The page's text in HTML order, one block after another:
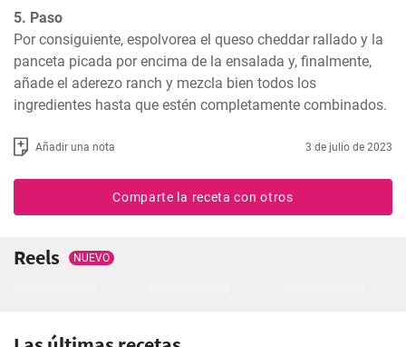
5. Paso
Por consiguiente, espolvorea el queso cheddar rallado y la
panceta picada por encima de la ensalada y, finalmente,
añade el aderezo ranch y mezcla bien todos los
ingredientes hasta que estén completamente combinados.
Añadir una nota 3 de julio de 2023
Comparte la receta con otros
Reels NUEVO